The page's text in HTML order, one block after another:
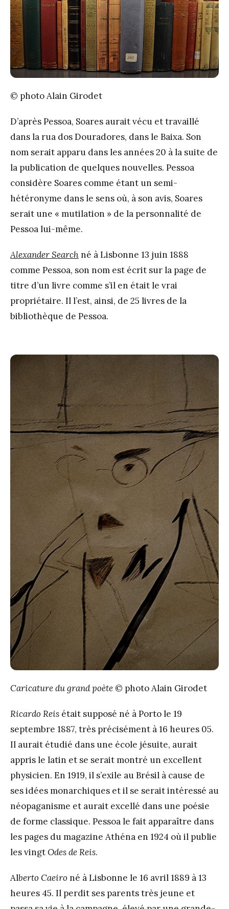
© photo Alain Girodet
D’après Pessoa, Soares aurait vécu et travaillé
dans la rua dos Douradores, dans le Baixa. Son
nom serait apparu dans les années 20 à la suite de
la publication de quelques nouvelles. Pessoa
considère Soares comme étant un semi-
hétéronyme dans le sens où, à son avis, Soares
serait une « mutilation » de la personnalité de
Pessoa lui-même.
Alexander Searchné à Lisbonne 13 juin 1888
comme Pessoa, son nom est écrit sur la page de
titre d’un livre comme s’il en était le vrai
propriétaire. Il l’est, ainsi, de 25 livres de la
bibliothèque de Pessoa.
Caricature du grand poète © photo Alain Girodet
Ricardo Reis était supposé né à Porto le 19
septembre 1887, très précisément à 16 heures 05.
Il aurait étudié dans une école jésuite, aurait
appris le latin et se serait montré un excellent
physicien. En 1919, il s’exile au Brésil à cause de
ses idées monarchiques et il se serait intéressé au
néopaganisme et aurait excellé dans une poésie
de forme classique. Pessoa le fait apparaître dans
les pages du magazine Athéna en 1924 où il publie
les vingtOdes de Reis.
Alberto Caeiro né à Lisbonne le 16 avril 1889 à 13
heures 45. Il perdit ses parents très jeune et